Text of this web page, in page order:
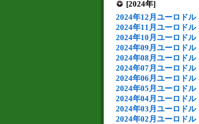
[2024年]
2024年12月ユーロドル
2024年11月ユーロドル
2024年10月ユーロドル
2024年09月ユーロドル
2024年08月ユーロドル
2024年07月ユーロドル
2024年06月ユーロドル
2024年05月ユーロドル
2024年04月ユーロドル
2024年03月ユーロドル
2024年02月ユーロドル